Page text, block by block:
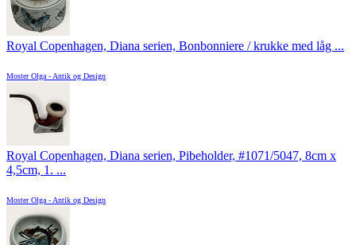
Royal Copenhagen, Diana serien, Bonbonniere / krukke med låg ...
Moster Olga - Antik og Design
Royal Copenhagen, Diana serien, Pibeholder, #1071/5047, 8cm x
4,5cm, 1. ...
Moster Olga - Antik og Design